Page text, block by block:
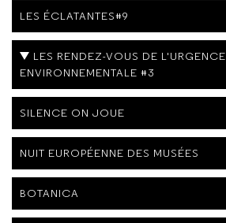
LES ÉCLATANTES#9
LES RENDEZ-VOUS DE L'URGENCE
ENVIRONNEMENTALE #3
SILENCE ON JOUE
NUIT EUROPÉENNE DES MUSÉES
BOTANICA